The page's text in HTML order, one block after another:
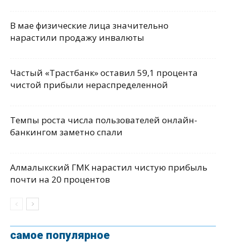
В мае физические лица значительно
нарастили продажу инвалюты
Частый «Трастбанк» оставил 59,1 процента
чистой прибыли нераспределенной
Темпы роста числа пользователей онлайн-
банкингом заметно спали
Алмалыкский ГМК нарастил чистую прибыль
почти на 20 процентов
самое популярное